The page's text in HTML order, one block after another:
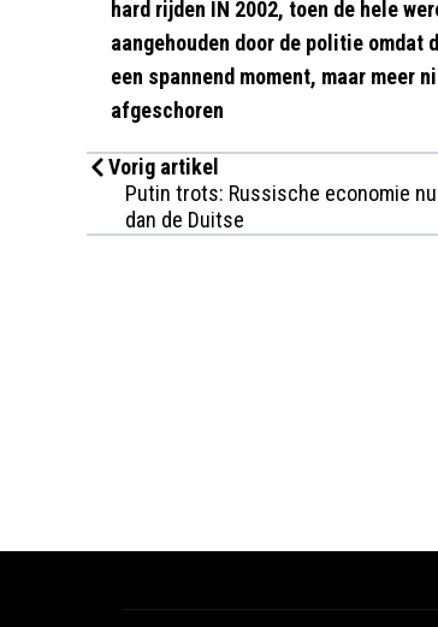
hard rijden IN 2002, toen de hele
aangehouden door de politie omdat
een spannend moment, maar meer
afgeschoren
Vorig artikel
Putin trots: Russische economie
dan de Duitse